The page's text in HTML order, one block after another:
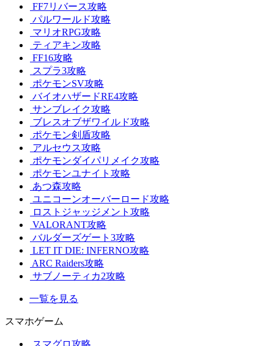
FF7リバース攻略
パルワールド攻略
マリオRPG攻略
ティアキン攻略
FF16攻略
スプラ3攻略
ポケモンSV攻略
バイオハザードRE4攻略
サンブレイク攻略
ブレスオブザワイルド攻略
ポケモン剣盾攻略
アルセウス攻略
ポケモンダイパリメイク攻略
ポケモンユナイト攻略
あつ森攻略
ユニコーンオーバーロード攻略
ロストジャッジメント攻略
VALORANT攻略
バルダーズゲート3攻略
LET IT DIE: INFERNO攻略
ARC Raiders攻略
サブノーティカ2攻略
一覧を見る
スマホゲーム